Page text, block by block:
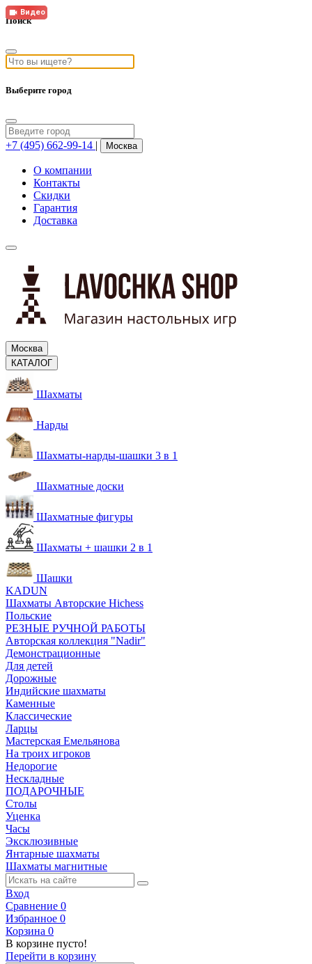
Поиск
Выберите город
+7 (495) 662-99-14 | Москва
О компании
Контакты
Скидки
Гарантия
Доставка
Москва
КАТАЛОГ
Шахматы
Нарды
Шахматы-нарды-шашки 3 в 1
Шахматные доски
Шахматные фигуры
Шахматы + шашки 2 в 1
Шашки
KADUN
Шахматы Авторские Hichess
Польские
РЕЗНЫЕ РУЧНОЙ РАБОТЫ
Авторская коллекция "Nadir"
Демонстрационные
Для детей
Дорожные
Индийские шахматы
Каменные
Классические
Ларцы
Мастерская Емельянова
На троих игроков
Недорогие
Нескладные
ПОДАРОЧНЫЕ
Столы
Уценка
Часы
Эксклюзивные
Янтарные шахматы
Шахматы магнитные
Вход
Сравнение 0
Избранное 0
Корзина 0
В корзине пусто!
Перейти в корзину
Видео
Видео